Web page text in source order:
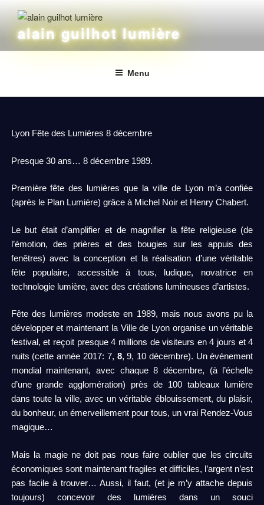
alain guilhot lumière
Menu
Lyon Fête des Lumières 8 décembre
Presque 30 ans… 8 décembre 1989.
Première fête des lumières que la ville de Lyon m’a confiée
(après le Plan Lumière) grâce à Michel Noir et Henry Chabert.
Le but était d’amplifier et de magnifier la fête religieuse (de
l’émotion, des prières et des bougies sur les appuis des
fenêtres) avec la conception et la réalisation d’une véritable
fête populaire, accessible à tous, ludique, novatrice en
technologie lumière, avec des créations lumineuses d’artistes.
Fête des lumières modeste en 1989, mais nous avons pu la
développer et maintenant la Ville de Lyon organise un véritable
festival, et reçoit presque 4 millions de visiteurs en 4 jours et 4
nuits (cette année 2017: 7, 8, 9, 10 décembre). Un événement
mondial maintenant, avec chaque 8 décembre, (à l’échelle
d’une grande agglomération) près de 100 tableaux lumière
dans toute la ville, avec un véritable éblouissement, du plaisir,
du bonheur, un émerveillement pour tous, un vrai Rendez-Vous
magique…
Mais la magie ne doit pas nous faire oublier que les circuits
économiques sont maintenant fragiles et difficiles, l’argent n’est
pas facile à trouver… Aussi, il faut, (et je m’y attache depuis
toujours) concevoir des lumières dans un souci